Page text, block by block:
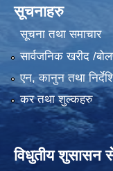
सूचनाहरु
सूचना तथा समाचार
सार्वजनिक खरीद /
एन, कानुन तथा
कर तथा शुल्कहरु
विधुतीय शुसासन